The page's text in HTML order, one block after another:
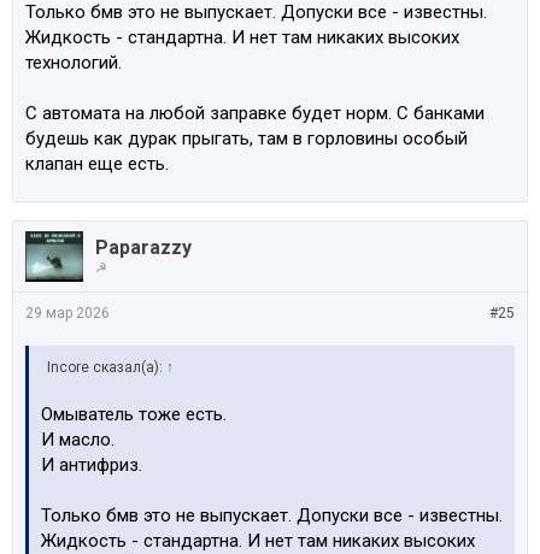
Только бмв это не выпускает. Допуски все - известны.
Жидкость - стандартна. И нет там никаких высоких
технологий.
С автомата на любой заправке будет норм. С банками
будешь как дурак прыгать, там в горловины особый
клапан еще есть.
Paparazzy
☭
#25
29 мар 2026
Incore сказал(а): ↑
Омыватель тоже есть.
И масло.
И антифриз.
Только бмв это не выпускает. Допуски все - известны.
Жидкость - стандартна. И нет там никаких высоких